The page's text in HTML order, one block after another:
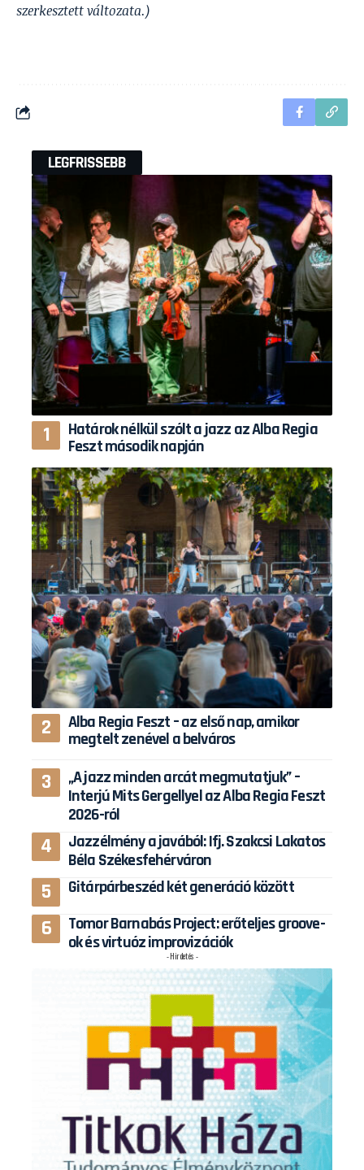
szerkesztett változata.)
LEGFRISSEBB
Határok nélkül szólt a jazz az Alba Regia
Feszt második napján
Alba Regia Feszt – az első nap, amikor
megtelt zenével a belváros
„A jazz minden arcát megmutatjuk” –
Interjú Mits Gergellyel az Alba Regia Feszt
2026-ról
Jazzélmény a javából: Ifj. Szakcsi Lakatos
Béla Székesfehérváron
Gitárpárbeszéd két generáció között
Tomor Barnabás Project: erőteljes groove-
ok és virtuóz improvizációk
- Hirdetés -